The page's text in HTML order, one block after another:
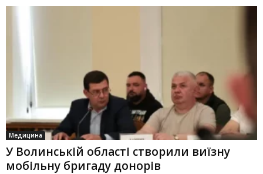
Медицина
У Волинській області створили виїзну
мобільну бригаду донорів